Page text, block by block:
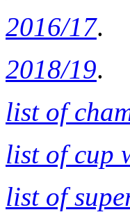
2016/17.
2018/19.
list of
list of cup
list of